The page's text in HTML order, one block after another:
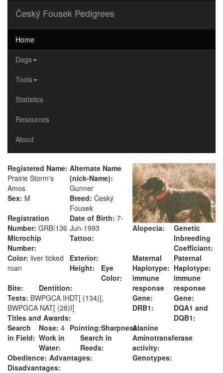
Český Fousek Pedigrees
Home
Dogs
Tools
Statistics
Resources
About
Registered Name:
Prairie Storm's
Amos
Alternate Name
(nick-Name):
Gunner
Sex: M Breed: Český
Fousek
Registration
Number: GRB/136
Date of Birth: 7-
Jun-1993
Microchip
Number:
Tattoo:
Color: liver ticked
roan
Exterior:
Height:
Eye
Color:
Bite:
Dentition:
Tests: BWPGCA IHDT[ (134)],
BWPGCA NAT[ (28)I]
Titles and Awards:
Search
in Field:
Nose: 4 Pointing:Sharpness:
Work in
Water:
Search in
Reeds:
Obedience: Advantages:
Disadvantages:
Alopecia:
Genetic
Inbreeding
Coefficiant:
Maternal
Haplotype:
Paternal
Haplotype:
immune
response
Gene:
DRB1:
immune
response
Gene:
DQA1 and
DQB1:
Alanine
Aminotransferase
activity:
Genotypes: